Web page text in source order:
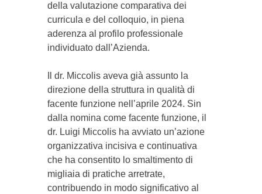
della valutazione comparativa dei
curricula e del colloquio, in piena
aderenza al profilo professionale
individuato dall’Azienda.
Il dr. Miccolis aveva già assunto la
direzione della struttura in qualità di
facente funzione nell’aprile 2024. Sin
dalla nomina come facente funzione, il
dr. Luigi Miccolis ha avviato un’azione
organizzativa incisiva e continuativa
che ha consentito lo smaltimento di
migliaia di pratiche arretrate,
contribuendo in modo significativo al